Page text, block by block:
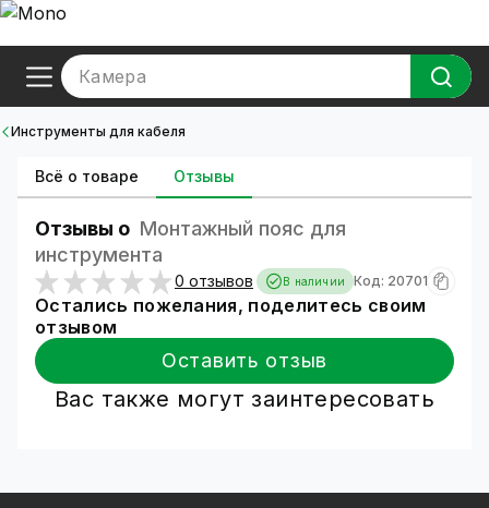
Камера
Инструменты для кабеля
Всё о товаре Отзывы
Отзывы о Монтажный пояс для
инструмента
0 отзывов В наличии Код: 20701
Остались пожелания, поделитесь своим
отзывом
Оставить отзыв
Вас также могут заинтересовать